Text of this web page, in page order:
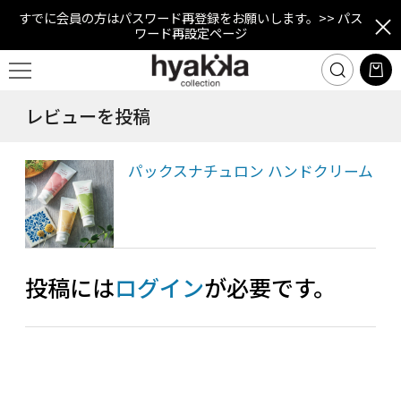
すでに会員の方はパスワード再登録をお願いします。 >> パス
ワード再設定ページ
レビューを投稿
パックスナチュロン ハンドクリーム
投稿にはログインが必要です。